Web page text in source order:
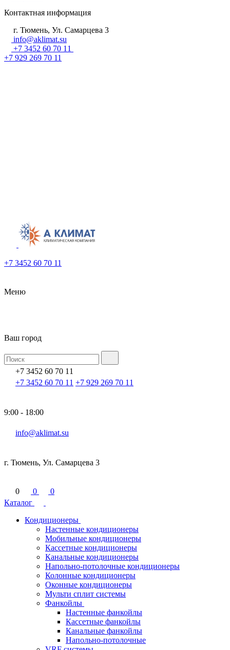
Контактная информация
г. Тюмень, Ул. Самарцева 3
info@aklimat.su
+7 3452 60 70 11
+7 929 269 70 11
+7 3452 60 70 11
Меню
Ваш город
+7 3452 60 70 11
+7 3452 60 70 11 +7 929 269 70 11
9:00 - 18:00
info@aklimat.su
г. Тюмень, Ул. Самарцева 3
0 0
0
Каталог
Кондиционеры
Настенные кондиционеры
Мобильные кондиционеры
Кассетные кондиционеры
Канальные кондиционеры
Напольно-потолочные кондиционеры
Колонные кондиционеры
Оконные кондиционеры
Мульти сплит системы
Фанкойлы
Настенные фанкойлы
Кассетные фанкойлы
Канальные фанкойлы
Напольно-потолочные